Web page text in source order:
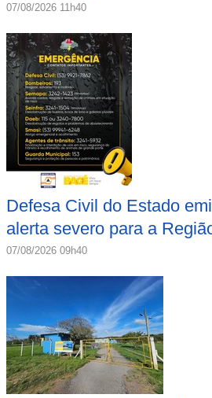
07/08/2026 11h40
Defesa Civil do Estado
alerta severo para a
07/08/2026 09h40